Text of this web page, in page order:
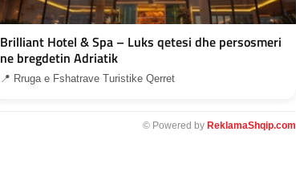
Brilliant Hotel & Spa – Luks qetesi dhe persosmeri
ne bregdetin Adriatik
📍 Rruga e Fshatrave Turistike Qerret
© Powered by ReklamaShqip.com